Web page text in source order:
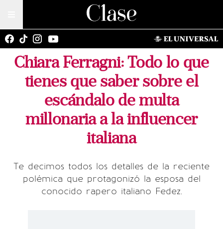
Chiara Ferragni: Todo lo que
tienes que saber sobre el
escándalo de multa
millonaria a la influencer
italiana
Te decimos todos los detalles de la reciente
polémica que protagonizó la esposa del
conocido rapero italiano Fedez.